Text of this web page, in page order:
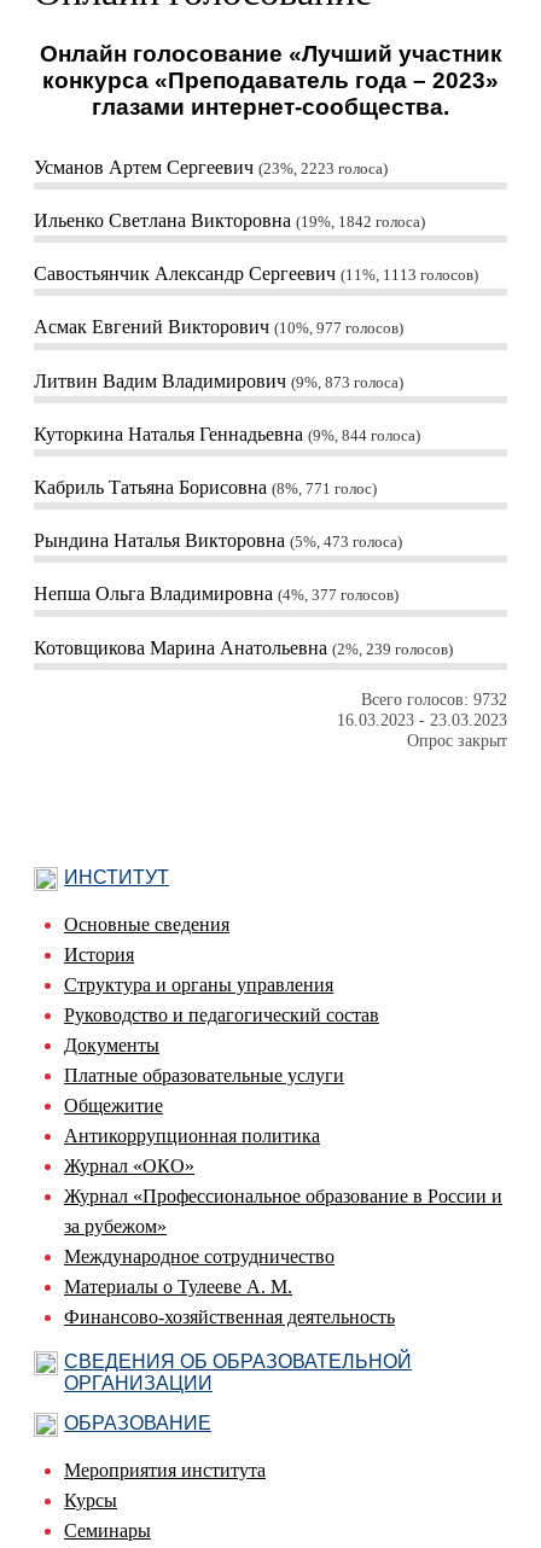
Онлайн голосование «Лучший участник
конкурса «Преподаватель года – 2023»
глазами интернет-сообщества.
Усманов Артем Сергеевич 23%, 2223 голоса
Ильенко Светлана Викторовна 19%, 1842 голоса
Савостьянчик Александр Сергеевич 11%, 1113 голосов
Асмак Евгений Викторович 10%, 977 голосов
Литвин Вадим Владимирович 9%, 873 голоса
Куторкина Наталья Геннадьевна 9%, 844 голоса
Кабриль Татьяна Борисовна 8%, 771 голос
Рындина Наталья Викторовна 5%, 473 голоса
Непша Ольга Владимировна 4%, 377 голосов
Котовщикова Марина Анатольевна 2%, 239 голосов
Всего голосов: 9732
16.03.2023 - 23.03.2023
Опрос закрыт
ИНСТИТУТ
Основные сведения
История
Структура и органы управления
Руководство и педагогический состав
Документы
Платные образовательные услуги
Общежитие
Антикоррупционная политика
Журнал «ОКО»
Журнал «Профессиональное образование в России и
за рубежом»
Международное сотрудничество
Материалы о Тулееве А. М.
Финансово-хозяйственная деятельность
СВЕДЕНИЯ ОБ ОБРАЗОВАТЕЛЬНОЙ
ОРГАНИЗАЦИИ
ОБРАЗОВАНИЕ
Мероприятия института
Курсы
Семинары